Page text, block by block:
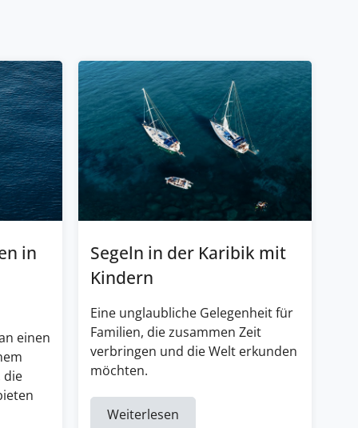
in
einen
die
Segeln in der Karibik mit
Kindern
Eine unglaubliche Gelegenheit für
Familien, die zusammen Zeit
verbringen und die Welt erkunden
möchten.
Weiterlesen